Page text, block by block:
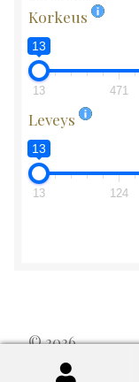
Korkeus
13
13 471
Leveys
13
13 124
© 2026
Byggt med